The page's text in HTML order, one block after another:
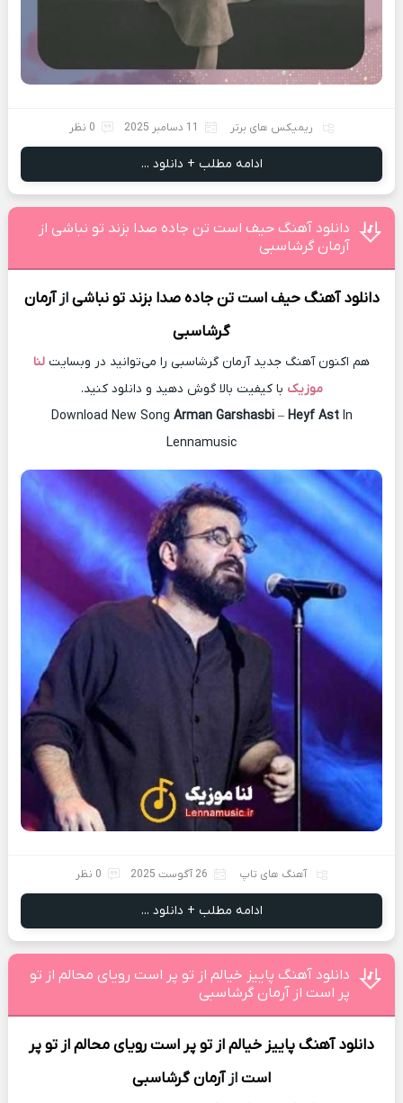
ریمیکس های برتر 11 دسامبر 2025 0 نظر
ادامه مطلب + دانلود ...
دانلود آهنگ حیف است تن جاده صدا بزند تو نباشی از
آرمان گرشاسبی
دانلود آهنگ حیف است تن جاده صدا بزند تو نباشیازآرمان
گرشاسبی
هم اکنون آهنگ جدید آرمان گرشاسبی را می‌توانید در وبسایت لنا
موزیک با کیفیت بالا گوش دهید و دانلود کنید.
Download New Song Arman Garshasbi– Heyf AstIn
Lennamusic
آهنگ های تاپ 26 آگوست 2025 0 نظر
ادامه مطلب + دانلود ...
دانلود آهنگ پاییز خیالم از تو پر است رویای محالم از تو
پر است از آرمان گرشاسبی
دانلود آهنگپاییز خیالم از تو پر است رویای محالم از تو پر
استازآرمان گرشاسبی